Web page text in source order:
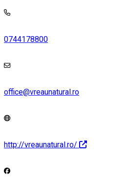
0744178800
office@vreaunatural.ro
http://vreaunatural.ro/